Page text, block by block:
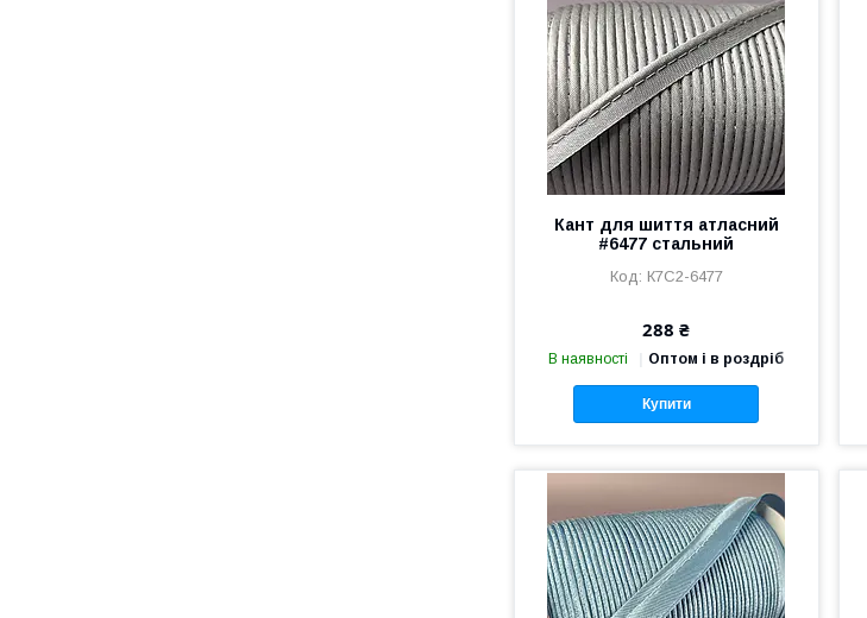
Кант для шиття атласний
#6477 стальний
К7С2-6477
288 ₴
В наявності Оптом і в роздріб
Купити